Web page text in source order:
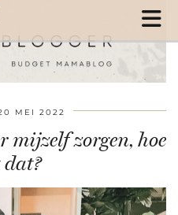
MEI 2022
mijzelf zorgen, hoe